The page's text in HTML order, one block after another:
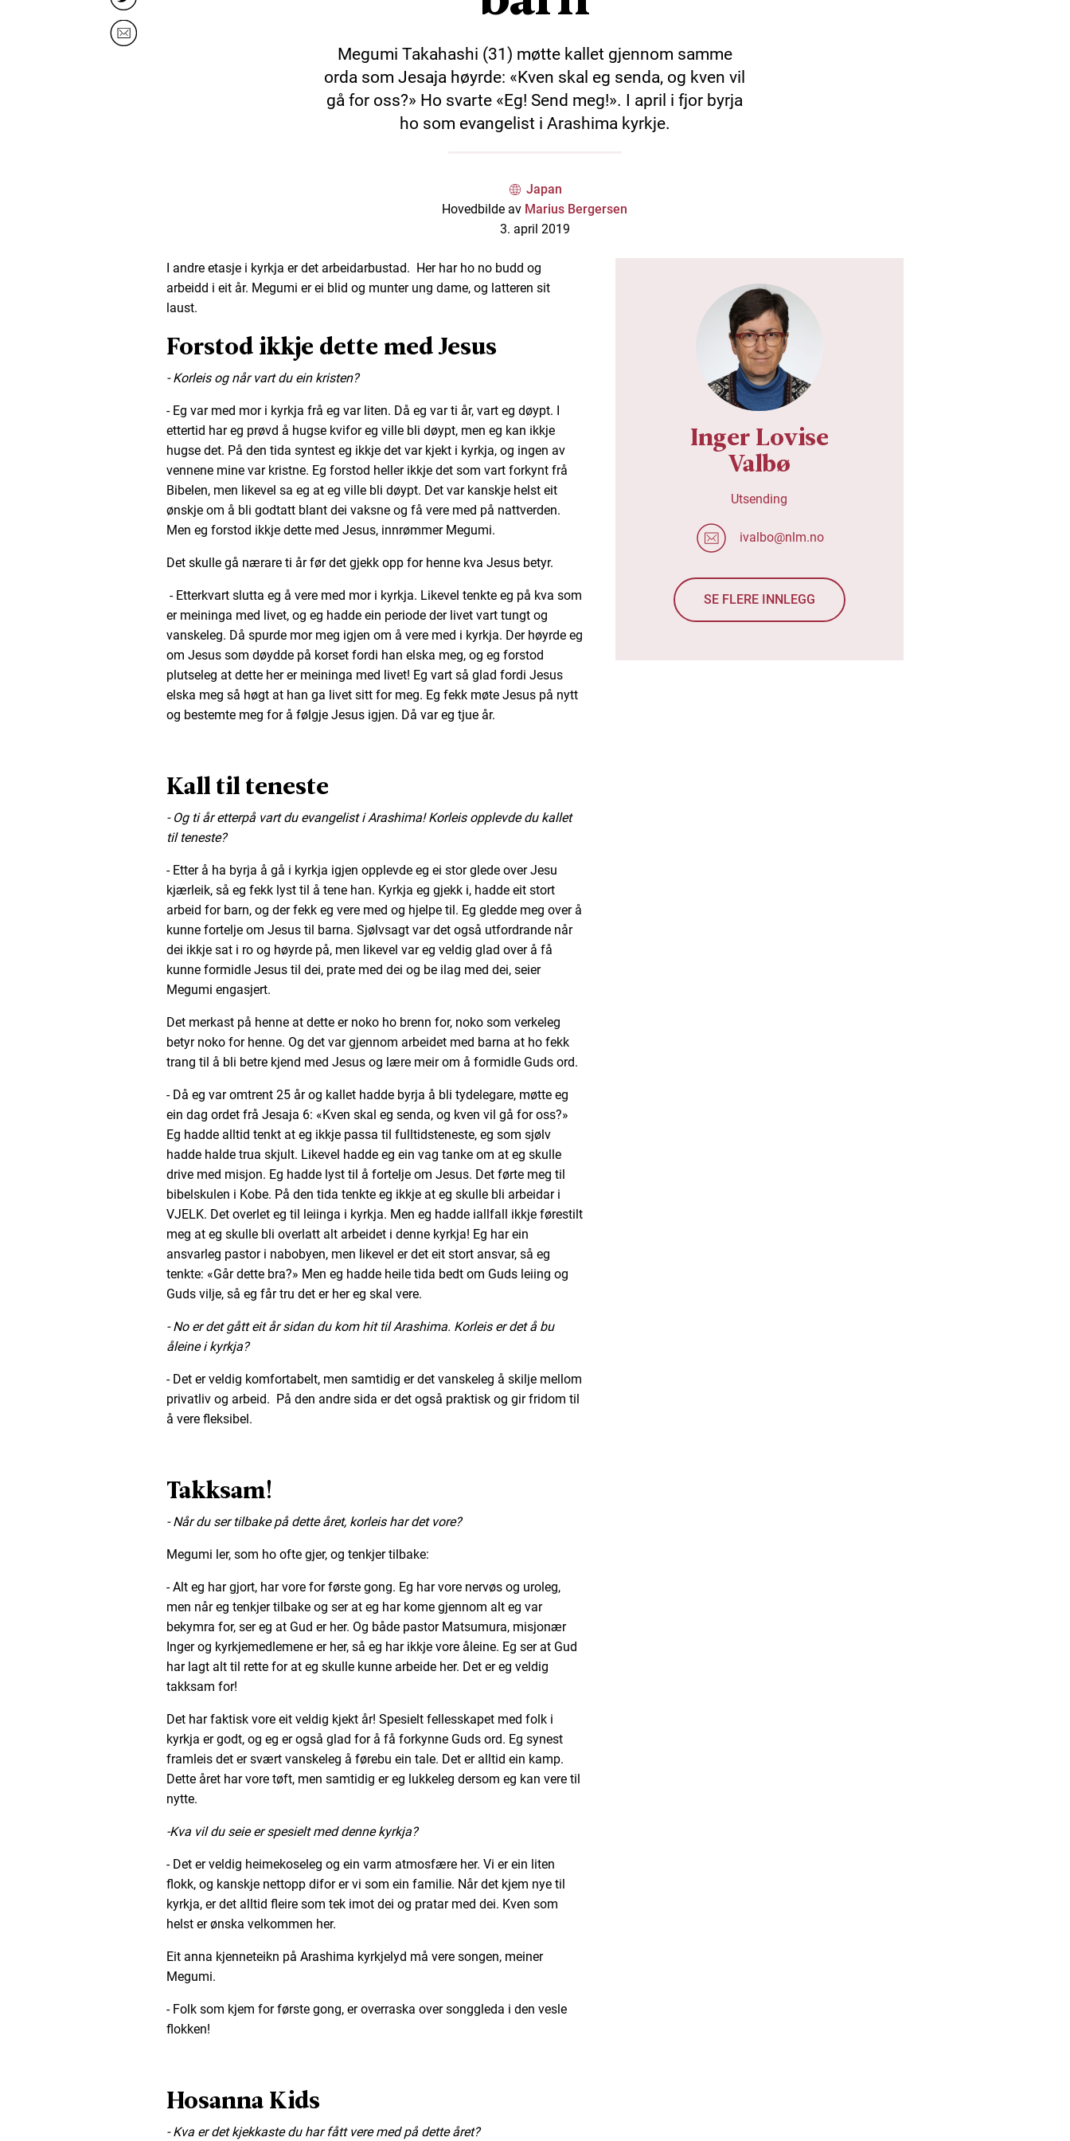
Megumi Takahashi (31) møtte kallet gjennom samme
orda som Jesaja høyrde: «Kven skal eg senda, og kven vil
gå for oss?» Ho svarte «Eg! Send meg!». I april i fjor byrja
ho som evangelist i Arashima kyrkje.
Japan
Hovedbilde av Marius Bergersen
3. april 2019
I andre etasje i kyrkja er det arbeidarbustad. Her har ho no budd og
arbeidd i eit år. Megumi er ei blid og munter ung dame, og latteren sit
laust.
Forstod ikkje dette med Jesus
- Korleis og når vart du ein kristen?
- Eg var med mor i kyrkja frå eg var liten. Då eg var ti år, vart eg døypt. I
ettertid har eg prøvd å hugse kvifor eg ville bli døypt, men eg kan ikkje
hugse det. På den tida syntest eg ikkje det var kjekt i kyrkja, og ingen av
vennene mine var kristne. Eg forstod heller ikkje det som vart forkynt frå
Bibelen, men likevel sa eg at eg ville bli døypt. Det var kanskje helst eit
ønskje om å bli godtatt blant dei vaksne og få vere med på nattverden.
Men eg forstod ikkje dette med Jesus, innrømmer Megumi.
Det skulle gå nærare ti år før det gjekk opp for henne kva Jesus betyr.
- Etterkvart slutta eg å vere med mor i kyrkja. Likevel tenkte eg på kva som
er meininga med livet, og eg hadde ein periode der livet vart tungt og
vanskeleg. Då spurde mor meg igjen om å vere med i kyrkja. Der høyrde eg
om Jesus som døydde på korset fordi han elska meg, og eg forstod
plutseleg at dette her er meininga med livet! Eg vart så glad fordi Jesus
elska meg så høgt at han ga livet sitt for meg. Eg fekk møte Jesus på nytt
og bestemte meg for å følgje Jesus igjen. Då var eg tjue år.
Kall til teneste
- Og ti år etterpå vart du evangelist i Arashima! Korleis opplevde du kallet
til teneste?
- Etter å ha byrja å gå i kyrkja igjen opplevde eg ei stor glede over Jesu
kjærleik, så eg fekk lyst til å tene han. Kyrkja eg gjekk i, hadde eit stort
arbeid for barn, og der fekk eg vere med og hjelpe til. Eg gledde meg over å
kunne fortelje om Jesus til barna. Sjølvsagt var det også utfordrande når
dei ikkje sat i ro og høyrde på, men likevel var eg veldig glad over å få
kunne formidle Jesus til dei, prate med dei og be ilag med dei, seier
Megumi engasjert.
Det merkast på henne at dette er noko ho brenn for, noko som verkeleg
betyr noko for henne. Og det var gjennom arbeidet med barna at ho fekk
trang til å bli betre kjend med Jesus og lære meir om å formidle Guds ord.
- Då eg var omtrent 25 år og kallet hadde byrja å bli tydelegare, møtte eg
ein dag ordet frå Jesaja 6: «Kven skal eg senda, og kven vil gå for oss?»
Eg hadde alltid tenkt at eg ikkje passa til fulltidsteneste, eg som sjølv
hadde halde trua skjult. Likevel hadde eg ein vag tanke om at eg skulle
drive med misjon. Eg hadde lyst til å fortelje om Jesus. Det førte meg til
bibelskulen i Kobe. På den tida tenkte eg ikkje at eg skulle bli arbeidar i
VJELK. Det overlet eg til leiinga i kyrkja. Men eg hadde iallfall ikkje førestilt
meg at eg skulle bli overlatt alt arbeidet i denne kyrkja! Eg har ein
ansvarleg pastor i nabobyen, men likevel er det eit stort ansvar, så eg
tenkte: «Går dette bra?» Men eg hadde heile tida bedt om Guds leiing og
Guds vilje, så eg får tru det er her eg skal vere.
- No er det gått eit år sidan du kom hit til Arashima. Korleis er det å bu
åleine i kyrkja?
- Det er veldig komfortabelt, men samtidig er det vanskeleg å skilje mellom
privatliv og arbeid. På den andre sida er det også praktisk og gir fridom til
å vere fleksibel.
Takksam!
- Når du ser tilbake på dette året, korleis har det vore?
Megumi ler, som ho ofte gjer, og tenkjer tilbake:
- Alt eg har gjort, har vore for første gong. Eg har vore nervøs og uroleg,
men når eg tenkjer tilbake og ser at eg har kome gjennom alt eg var
bekymra for, ser eg at Gud er her. Og både pastor Matsumura, misjonær
Inger og kyrkjemedlemene er her, så eg har ikkje vore åleine. Eg ser at Gud
har lagt alt til rette for at eg skulle kunne arbeide her. Det er eg veldig
takksam for!
Det har faktisk vore eit veldig kjekt år! Spesielt fellesskapet med folk i
kyrkja er godt, og eg er også glad for å få forkynne Guds ord. Eg synest
framleis det er svært vanskeleg å førebu ein tale. Det er alltid ein kamp.
Dette året har vore tøft, men samtidig er eg lukkeleg dersom eg kan vere til
nytte.
-Kva vil du seie er spesielt med denne kyrkja?
- Det er veldig heimekoseleg og ein varm atmosfære her. Vi er ein liten
flokk, og kanskje nettopp difor er vi som ein familie. Når det kjem nye til
kyrkja, er det alltid fleire som tek imot dei og pratar med dei. Kven som
helst er ønska velkommen her.
Eit anna kjenneteikn på Arashima kyrkjelyd må vere songen, meiner
Megumi.
- Folk som kjem for første gong, er overraska over songgleda i den vesle
flokken!
Hosanna Kids
- Kva er det kjekkaste du har fått vere med på dette året?
Inger Lovise
Valbø
Utsending
ivalbo@nlm.no
SE FLERE INNLEGG